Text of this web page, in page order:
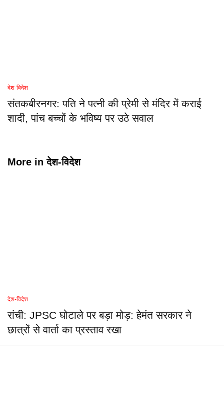
देश-विदेश
संतकबीरनगर: पति ने पत्नी की प्रेमी से मंदिर में कराई
शादी, पांच बच्चों के भविष्य पर उठे सवाल
More inदेश-विदेश
देश-विदेश
रांची: JPSC घोटाले पर बड़ा मोड़: हेमंत सरकार ने
छात्रों से वार्ता का प्रस्ताव रखा